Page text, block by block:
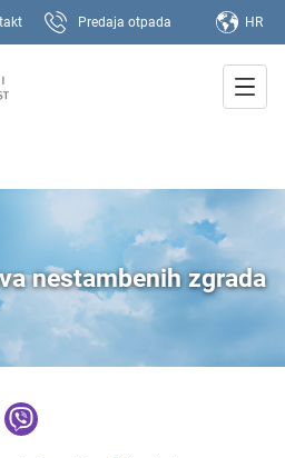
Predaja otpada HR
nestambenih zgrada